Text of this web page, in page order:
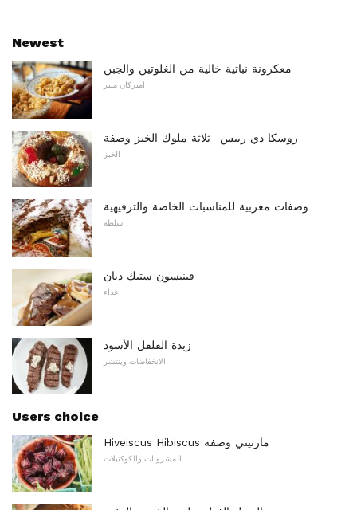
Newest
معكرونة نباتية خالية من الغلوتين والجبن
اميركان مينز
روسكا دي رييس- ثلاثة ملوك الخبز وصفة
الخبز
وصفات مغربية للمناسبات الخاصة والترفيهية
سلطة
فينيسون ستيك ديان
غداء
زبدة الفلفل الأسود
الانخفاضات وينتشر
Users choice
Hiveiscus Hibiscus مارتيني وصفة
المشروبات والكوكتيلات